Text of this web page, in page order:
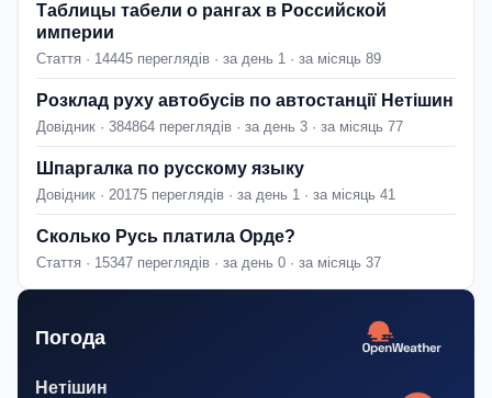
Таблицы табели о рангах в Российской
империи
Стаття · 14445 переглядів · за день 1 · за місяць 89
Розклад руху автобусів по автостанції Нетішин
Довідник · 384864 переглядів · за день 3 · за місяць 77
Шпаргалка по русскому языку
Довідник · 20175 переглядів · за день 1 · за місяць 41
Сколько Русь платила Орде?
Стаття · 15347 переглядів · за день 0 · за місяць 37
Погода
Нетішин